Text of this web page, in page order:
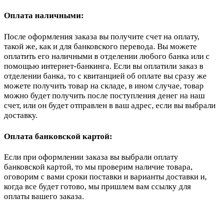
Оплата наличными:
После оформления заказа вы получите счет на оплату,
такой же, как и для банковского перевода. Вы можете
оплатить его наличными в отделении любого банка или с
помощью интернет-банкинга. Если вы оплатили заказ в
отделении банка, то с квитанцией об оплате вы сразу же
можете получить товар на складе, в ином случае, товар
можно будет получить после поступления денег на наш
счет, или он будет отправлен в ваш адрес, если вы выбрали
доставку.
Оплата банковской картой:
Если при оформлении заказа вы выбрали оплату
банковской картой, то мы проверим наличие товара,
оговорим с вами сроки поставки и варианты доставки и,
когда все будет готово, мы пришлем вам ссылку для
оплаты вашего заказа.